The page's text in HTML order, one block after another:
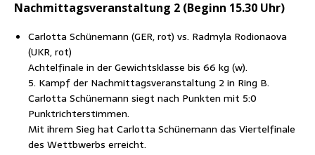
Nach­mit­tags­ver­an­stal­tung 2 (Beginn 15.30 Uhr)
Car­lot­ta Schü­ne­mann (GER, rot) vs. Rad­my­la Rodio­na­o­va
(UKR, rot)
Ach­tel­fi­na­le in der Gewichts­klas­se bis 66 kg (w).
5. Kampf der Nach­mit­tags­ver­an­stal­tung 2 in Ring B.
Car­lot­ta Schü­ne­mann siegt nach Punk­ten mit 5:0
Punktrichterstimmen.
Mit ihrem Sieg hat Car­lot­ta Schü­ne­mann das Vier­tel­fi­na­le
des Wettb­werbs erreicht.